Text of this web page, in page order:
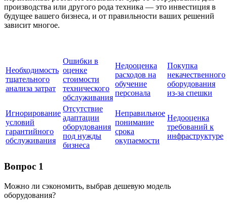
производства или другого рода техника — это инвестиция в
будущее вашего бизнеса, и от правильности ваших решений
зависит многое.
Необходимость
тщательного
анализа затрат
Ошибки в
оценке
стоимости
технического
обслуживания
Недооценка
расходов на
обучение
персонала
Покупка
некачественного
оборудования
из-за спешки
Игнорирование
условий
гарантийного
обслуживания
Отсутствие
адаптации
оборудования
под нужды
бизнеса
Неправильное
понимание
срока
окупаемости
Недооценка
требований к
инфраструктуре
Вопрос 1
Можно ли сэкономить, выбрав дешевую модель
оборудования?